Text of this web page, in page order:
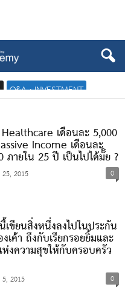
Q&A : INVESTMENT
เดือนละ 5,000
Income เดือนละ
ภายใน 25 ปี เป็นไปได้มั๊ย ?
25, 2015 0
ขียนสิ่งหนึ่งลงไปในประกัน
เค้า ถึงกับเรียกรอยยิ้มและ
งความสุขให้กับครอบครัว
5, 2015 0